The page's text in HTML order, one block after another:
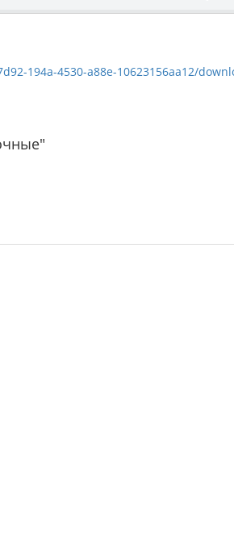
a88e-10623156aa12/download/